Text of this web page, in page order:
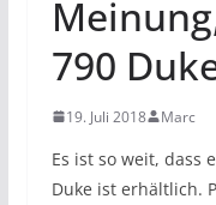
790
19. Juli 2018 Marc
Es ist so weit, dass
Duke ist erhältlich.